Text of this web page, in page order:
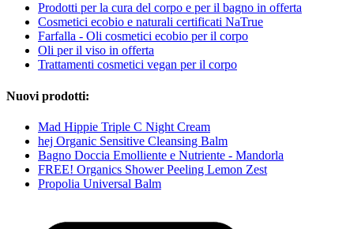
Prodotti per la cura del corpo e per il bagno in offerta
Cosmetici ecobio e naturali certificati NaTrue
Farfalla - Oli cosmetici ecobio per il corpo
Oli per il viso in offerta
Trattamenti cosmetici vegan per il corpo
Nuovi prodotti:
Mad Hippie Triple C Night Cream
hej Organic Sensitive Cleansing Balm
Bagno Doccia Emolliente e Nutriente - Mandorla
FREE! Organics Shower Peeling Lemon Zest
Propolia Universal Balm